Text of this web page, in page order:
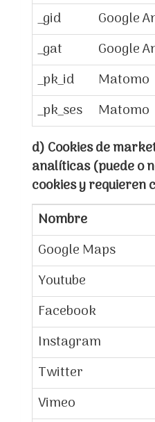
_gid Google
_gat
Google
_pk_id
Matomo
_pk_ses
Matomo
d) Cookies de
analíticas (puede o
cookies y requieren
Nombre
Google Maps
Youtube
Facebook
Instagram
Twitter
Vimeo